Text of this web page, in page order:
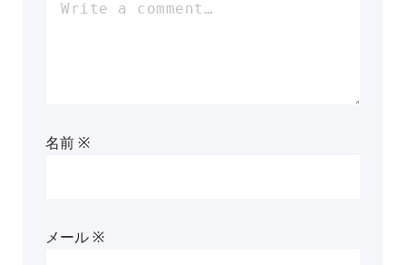
名前 ※
メール ※